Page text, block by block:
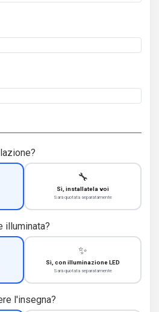
🔧
Sì, installatela voi
Sarà quotata separatamente
illuminata?
✨
Sì, con illuminazione LED
Sarà quotata separatamente
l'insegna?